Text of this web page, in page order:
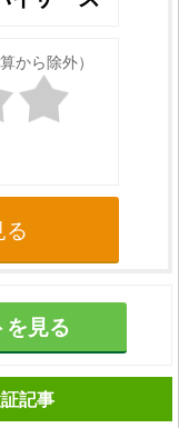
から除外）
を見る
記事